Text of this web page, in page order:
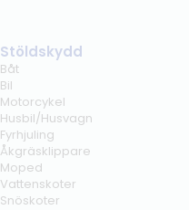
Stöldskydd
Båt
Bil
Motorcykel
Husbil/Husvagn
Fyrhjuling
Åkgräsklippare
Moped
Vattenskoter
Snöskoter